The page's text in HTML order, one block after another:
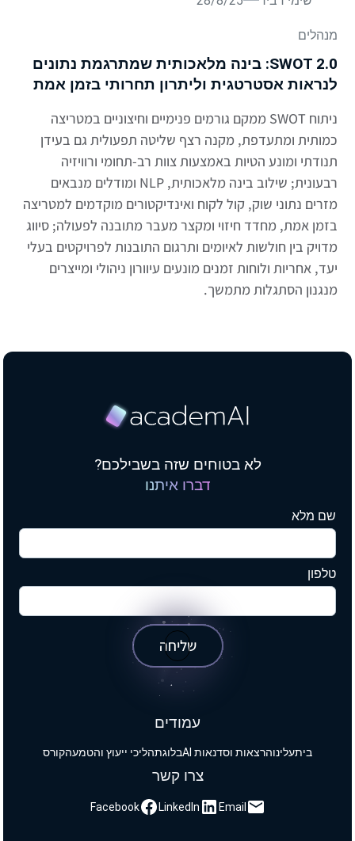
מנהלים
SWOT 2.0: בינה מלאכותית שמתרגמת נתונים
לנראות אסטרטגית וליתרון תחרותי בזמן אמת
ניתוח SWOT ממקם גורמים פנימיים וחיצוניים במטריצה
כמותית ומתעדפת, מקנה רצף שליטה תפעולית גם בעידן
תנודתי ומונע הטיות באמצעות צוות רב-תחומי ורוויזיה
רבעונית; שילוב בינה מלאכותית, NLP ומודלים מנבאים
מזרים נתוני שוק, קול לקוח ואינדיקטורים מוקדמים למטריצה
בזמן אמת, מחדד חיזוי ומקצר מעבר מתובנה לפעולה; סיווג
מדויק בין חולשות לאיומים ותרגום התובנות לפרויקטים בעלי
יעד, אחריות ולוחות זמנים מונעים עיוורון ניהולי ומייצרים
מנגנון הסתגלות מתמשך.
לא בטוחים שזה בשבילכם?
דברו איתנו
שם מלא
טלפון
שליחה
עמודים
ביתעלינוהרצאות וסדנאות AI בלוגתהליכי ייעוץ והטמעהקורס
צרו קשר
Email
LinkedIn
Facebook